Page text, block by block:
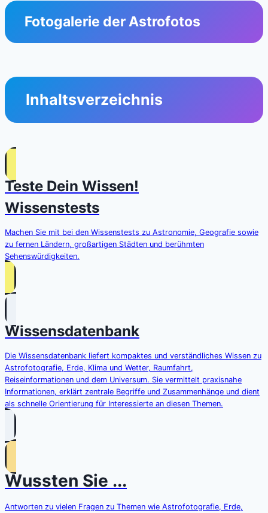
Fotogalerie der Astrofotos
Inhaltsverzeichnis
Teste Dein Wissen!
Wissenstests
Machen Sie mit bei den Wissenstests zu Astronomie, Geografie sowie
zu fernen Ländern, großartigen Städten und berühmten
Sehenswürdigkeiten.
Wissensdatenbank
Die Wissensdatenbank liefert kompaktes und verständliches Wissen zu
Astrofotografie, Erde, Klima und Wetter, Raumfahrt,
Reiseinformationen und dem Universum. Sie vermittelt praxisnahe
Informationen, erklärt zentrale Begriffe und Zusammenhänge und dient
als schnelle Orientierung für Interessierte an diesen Themen.
Wussten Sie ...
Antworten zu vielen Fragen zu Themen wie Astrofotografie, Erde,